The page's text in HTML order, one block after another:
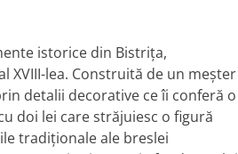
istorice din Bistrița,
XVIII-lea. Construită de un meșter
detalii decorative ce îi conferă o
doi lei care străjuiesc o figură
tradiționale ale breslei